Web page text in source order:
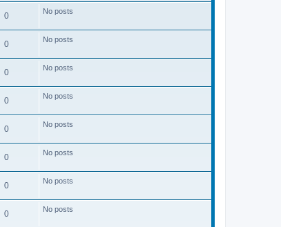
0 No posts
0 No posts
0 No posts
0 No posts
0 No posts
0 No posts
0 No posts
0 No posts